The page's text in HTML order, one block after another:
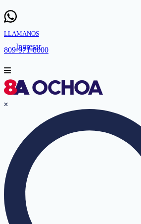
LLAMANOS
809-971-8000
Ingresar